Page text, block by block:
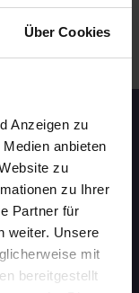
Über Cookies
Anzeigen zu
anbieten
zu
zu Ihrer
Partner für
weiter. Unsere
mit
bereitgestellt